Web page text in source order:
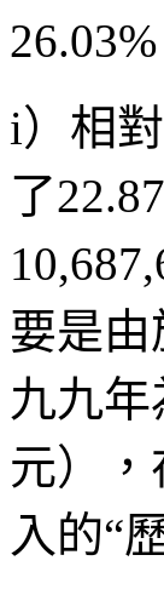
26.03%
i）相
了
要是由
九九年
元）
入的“